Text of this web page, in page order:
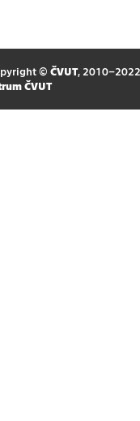
© ČVUT, 2010–2022
ČVUT